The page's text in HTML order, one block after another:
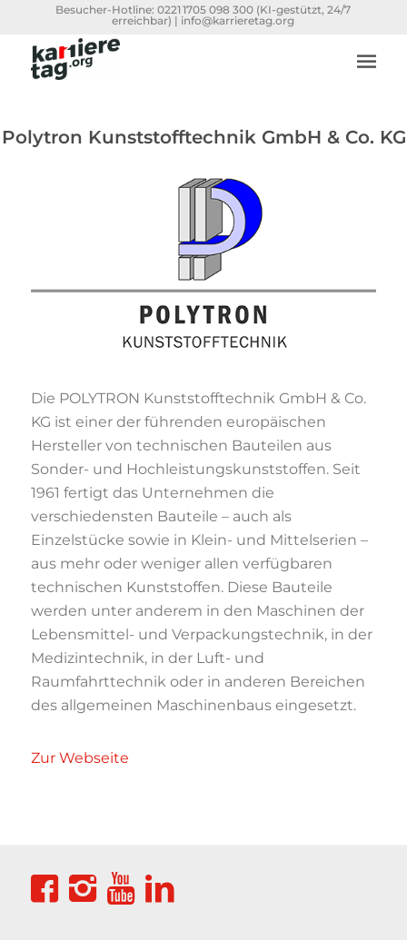
Besucher-Hotline:0221 1705 098 300 (KI-gestützt, 24/7
erreichbar) | info@karrieretag.org
Polytron Kunststofftechnik GmbH & Co. KG
Die POLYTRON Kunststofftechnik GmbH & Co.
KG ist einer der führenden europäischen
Hersteller von technischen Bauteilen aus
Sonder- und Hochleistungskunststoffen. Seit
1961 fertigt das Unternehmen die
verschiedensten Bauteile – auch als
Einzelstücke sowie in Klein- und Mittelserien –
aus mehr oder weniger allen verfügbaren
technischen Kunststoffen. Diese Bauteile
werden unter anderem in den Maschinen der
Lebensmittel- und Verpackungstechnik, in der
Medizintechnik, in der Luft- und
Raumfahrttechnik oder in anderen Bereichen
des allgemeinen Maschinenbaus eingesetzt.
Zur Webseite